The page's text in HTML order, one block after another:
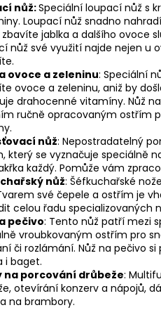
nůž:Speciální loupací nůž s
Loupací nůž snadno
jablka a dalšího ovoce
nůž své využití najde nejen u
ovoce a zeleninu: Speciální
ovoce a zeleninu, aniž by
drahocenné vitamíny. Nůž
ručně opracovaným ostřím
nůž: Nepostradatelný
který se vyznačuje speciálně
každý. Pomůže vám
nůž: Šéfkuchařské
své čepele a ostřím je
celou řadu specializovaných
pečivo: Tento nůž patří mezi
vroubkovaným ostřím pro
či rozlámání. Nůž na pečivo
i baget.
na porcování drůbeže:
otevírání konzerv a nápojů,
na brambory.